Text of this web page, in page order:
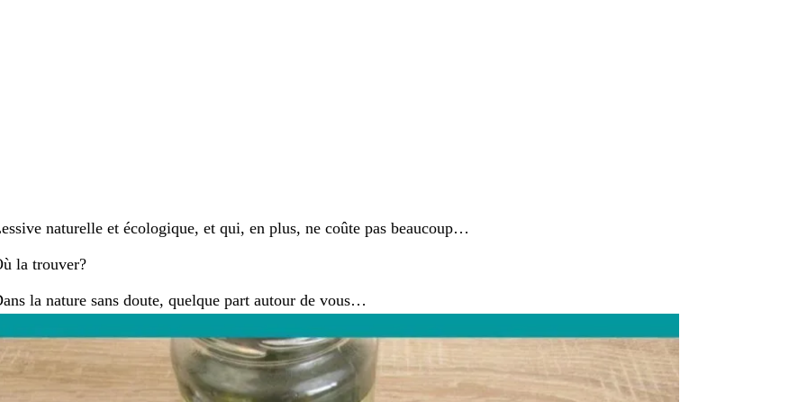
naturelle et écologique, et qui, en plus, ne coûte pas beaucoup…
la trouver?
la nature sans doute, quelque part autour de vous…